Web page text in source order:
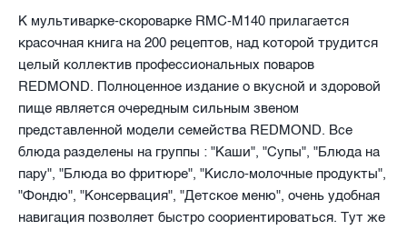
К мультиварке-скороварке RMC-M140 прилагается
красочная книга на 200 рецептов, над которой трудится
целый коллектив профессиональных поваров
REDMOND. Полноценное издание о вкусной и здоровой
пище является очередным сильным звеном
представленной модели семейства REDMOND. Все
блюда разделены на группы : "Каши", "Супы", "Блюда на
пару", "Блюда во фритюре", "Кисло-молочные продукты",
"Фондю", "Консервация", "Детское меню", очень удобная
навигация позволяет быстро соориентироваться. Тут же